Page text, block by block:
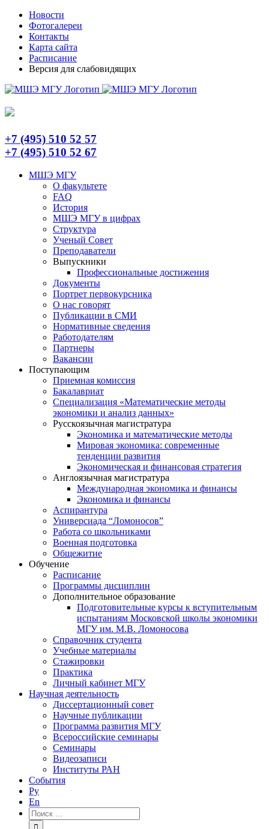
Skip
content
TelegramНовости
Фотогалереи
Контакты
Карта сайта
Расписание
Версия для слабовидящих
+7 (495) 510 52 57
+7 (495) 510 52 67
МШЭ МГУ
О факультете
FAQ
История
МШЭ МГУ в цифрах
Структура
Ученый Совет
Преподаватели
Выпускники
Профессиональные достижения
Документы
Портрет первокурсника
О нас говорят
Публикации в СМИ
Нормативные сведения
Работодателям
Партнеры
Вакансии
Поступающим
Приемная комиссия
Бакалавриат
Специализация «Математические методы
экономики и анализ данных»
Русскоязычная магистратура
Экономика и математические методы
Мировая экономика: современные
тенденции развития
Экономическая и финансовая стратегия
Англоязычная магистратура
Международная экономика и финансы
Экономика и финансы
Аспирантура
Универсиада “Ломоносов”
Работа со школьниками
Военная подготовка
Общежитие
Обучение
Расписание
Программы дисциплин
Дополнительное образование
Подготовительные курсы к вступительным
испытаниям Московской школы экономики
МГУ им. М.В. Ломоносова
Справочник студента
Учебные материалы
Стажировки
Практика
Личный кабинет МГУ
Научная деятельность
Диссертационный совет
Научные публикации
Программа развития МГУ
Всероссийские семинары
Семинары
Видеозаписи
Институты РАН
События
Ру
En
Результат
поиска: